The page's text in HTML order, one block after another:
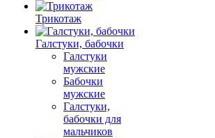
Трикотаж
Галстуки, бабочки
Галстуки
мужские
Бабочки
мужские
Галстуки,
бабочки для
мальчиков